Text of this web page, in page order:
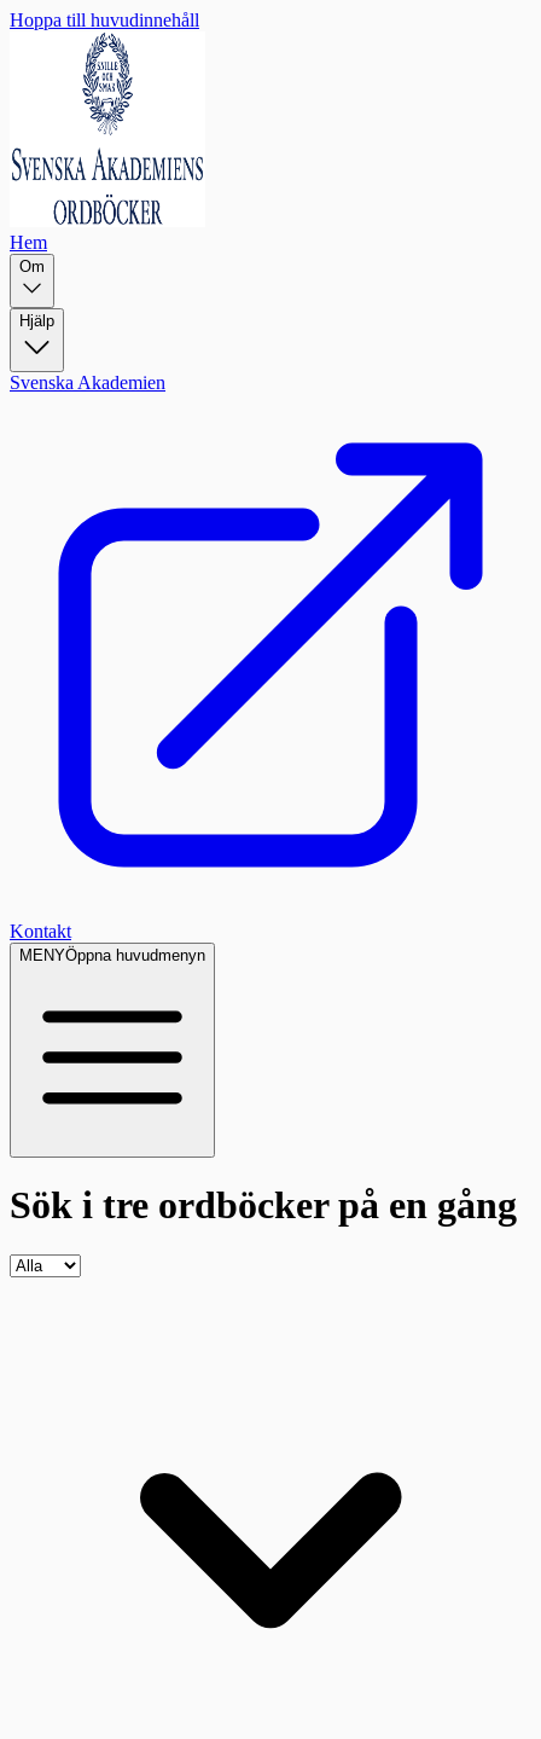
Hoppa till huvudinnehåll
Hem
Om
Hjälp
Svenska Akademien
Kontakt
MENYÖppna huvudmenyn
Sök i tre ordböckerpå en gång